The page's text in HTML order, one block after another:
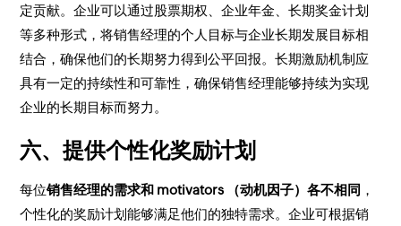
定贡献。企业可以通过股票期权、企业年金、长期奖金计划
等多种形式，将销售经理的个人目标与企业长期发展目标相
结合，确保他们的长期努力得到公平回报。长期激励机制应
具有一定的持续性和可靠性，确保销售经理能够持续为实现
企业的长期目标而努力。
六、提供个性化奖励计划
每位销售经理的需求和 motivators （动机因子）各不相同 ，
个性化的奖励计划能够满足他们的独特需求。企业可根据销